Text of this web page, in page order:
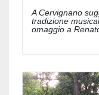
A Cervignano
tradizione
omaggio a